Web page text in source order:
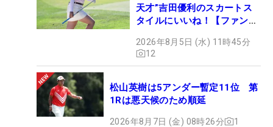
天才”吉田優利のスカートス
タイルにいいね！【ファンが
2026年8月5日 (水) 11時45分
12
松山英樹は5アンダー暫定11位 第
1Rは悪天候のため順延
2026年8月7日 (金) 08時26分 1